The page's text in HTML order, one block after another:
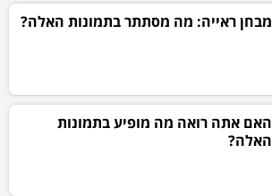
מבחן ראייה: מה מסתתר בתמונות האלה?
האם אתה רואה מה מופיע בתמונות
האלה?